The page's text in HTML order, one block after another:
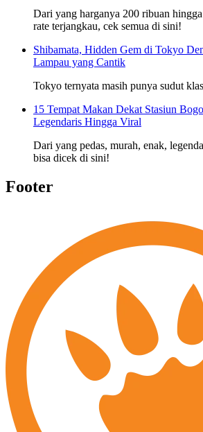
Dari yang harganya 200 ribuan
rate terjangkau, cek semua di sini!
Shibamata, Hidden Gem di Tokyo
Lampau yang Cantik
Tokyo ternyata masih punya sudut
15 Tempat Makan Dekat Stasiun
Legendaris Hingga Viral
Dari yang pedas, murah, enak,
bisa dicek di sini!
Footer